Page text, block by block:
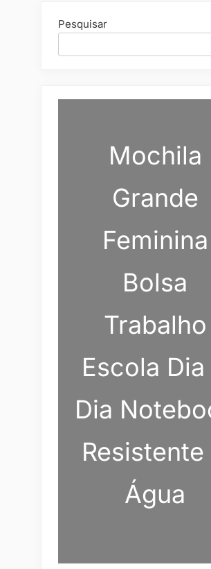
Pesquisar
Mochila
Grande
Feminina
Bolsa
Trabalho
Escola Dia
Dia
Resistente
Água